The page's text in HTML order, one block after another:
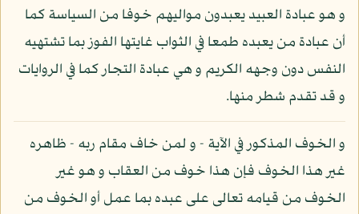
و هو عبادة العبيد يعبدون مواليهم خوفا من السياسة كما
أن عبادة من يعبده طمعا في الثواب غايتها الفوز بما تشتهيه
النفس دون وجهه الكريم و هي عبادة التجار كما في الروايات
و قد تقدم شطر منها.
و الخوف المذكور في الآية - و لمن خاف مقام ربه - ظاهره
غير هذا الخوف فإن هذا خوف من العقاب و هو غير
الخوف من قيامه تعالى على عبده بما عمل أو الخوف من